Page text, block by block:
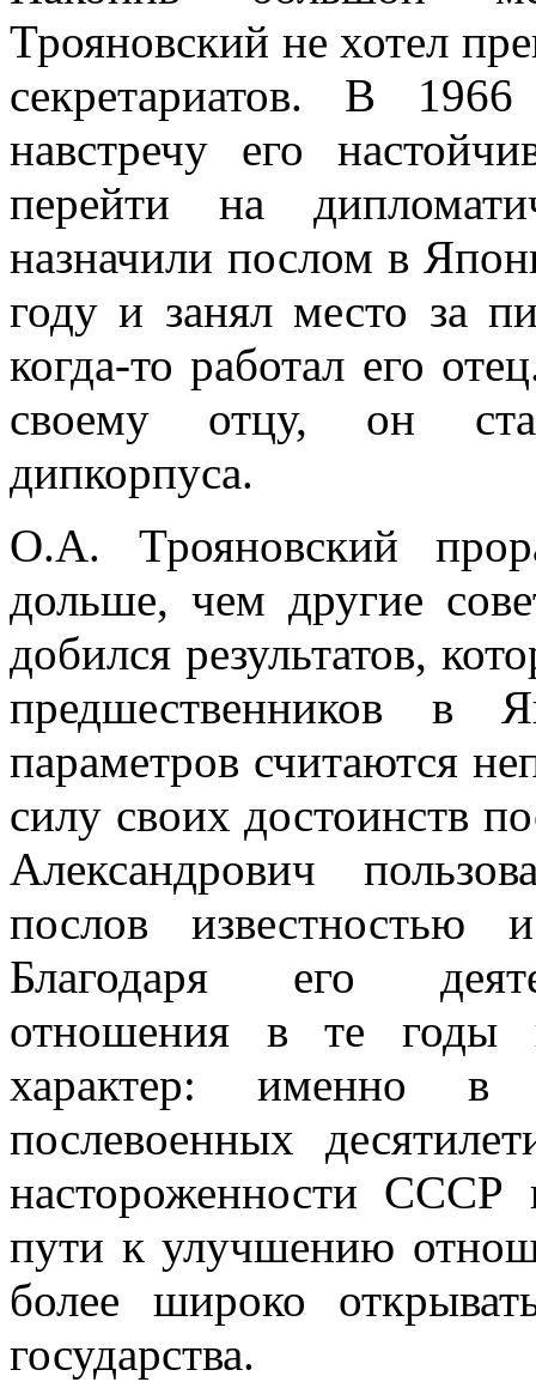
Трояновский не хотел
секретариатов. В
навстречу его
перейти на
назначили послом в
году и занял место за
когда-то работал его
своему отцу, он
дипкорпуса.
О.А. Трояновский
дольше, чем другие
добился результатов,
предшественников
параметров считаются
силу своих достоинств
Александрович
послов
Благодаря его
отношения в те годы
характер: именно
послевоенных
настороженности
пути к улучшению
более широко
государства.